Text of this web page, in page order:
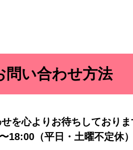
問い合わせ方法
を心よりお待ちしており
18:00（平日・土曜不定休